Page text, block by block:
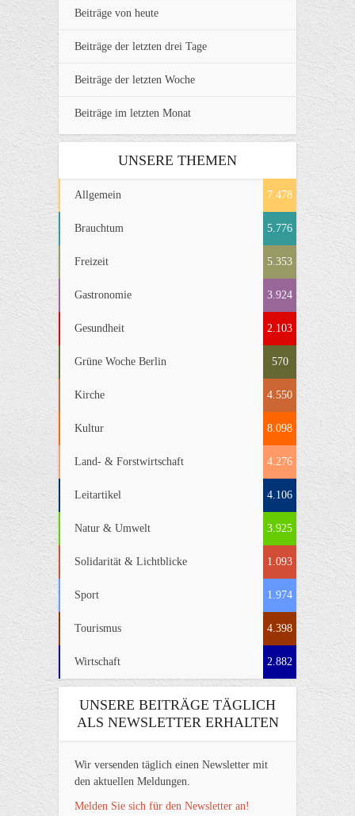
Beiträge von heute
Beiträge der letzten drei Tage
Beiträge der letzten Woche
Beiträge im letzten Monat
UNSERE THEMEN
Allgemein 7.478
Brauchtum 5.776
Freizeit 5.353
Gastronomie 3.924
Gesundheit 2.103
Grüne Woche Berlin 570
Kirche 4.550
Kultur 8.098
Land- & Forstwirtschaft 4.276
Leitartikel 4.106
Natur & Umwelt 3.925
Solidarität & Lichtblicke 1.093
Sport 1.974
Tourismus 4.398
Wirtschaft 2.882
UNSERE BEITRÄGE TÄGLICH
ALS NEWSLETTER ERHALTEN
Wir versenden täglich einen Newsletter mit
den aktuellen Meldungen.
Melden Sie sich für den Newsletter an!